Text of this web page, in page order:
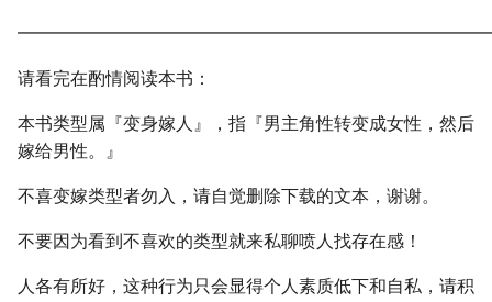
请看完在酌情阅读本书：
本书类型属『变身嫁人』，指『男主角性转变成女性，然后
嫁给男性。』
不喜变嫁类型者勿入，请自觉删除下载的文本，谢谢。
不要因为看到不喜欢的类型就来私聊喷人找存在感！
人各有所好，这种行为只会显得个人素质低下和自私，请积